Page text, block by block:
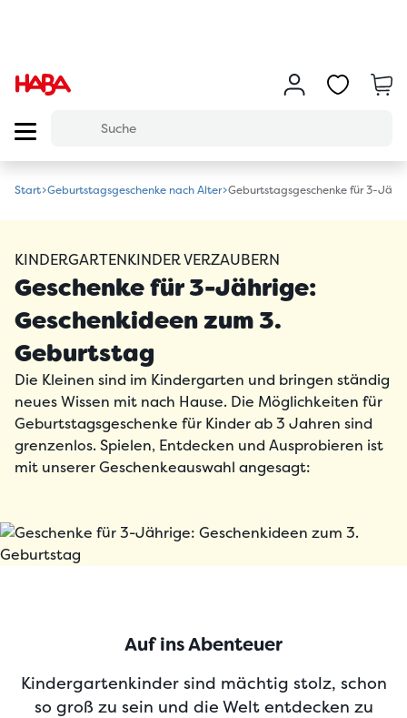
Start Geburtstagsgeschenke nach Alter Geburtstagsgeschenke für 3-
KINDERGARTENKINDER VERZAUBERN
Geschenke für 3-Jährige:
Geschenkideen zum 3.
Geburtstag
Die Kleinen sind im Kindergarten und bringen ständig
neues Wissen mit nach Hause. Die Möglichkeiten für
Geburtstagsgeschenke für Kinder ab 3 Jahren sind
grenzenlos. Spielen, Entdecken und Ausprobieren ist
mit unserer Geschenkeauswahl angesagt:
Auf ins Abenteuer
Kindergartenkinder sind mächtig stolz, schon
so groß zu sein und die Welt entdecken zu